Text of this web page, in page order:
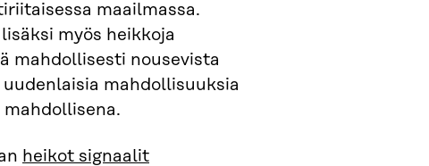
maailmassa.
myös heikkoja
mahdollisesti nousevista
mahdollisuuksia
heikot signaalit